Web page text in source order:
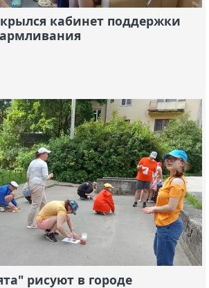
кабинет поддержки
рисуют в городе